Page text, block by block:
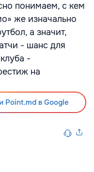
понимаем, с кем
же изначально
а значит,
- шанс для
-
на
Point.md в Google